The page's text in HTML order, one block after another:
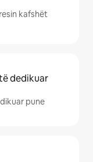
kafshët
dedikuar
pune